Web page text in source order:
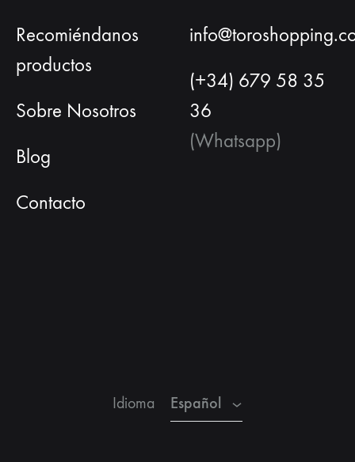
Recomiéndanos
productos
Sobre Nosotros
Blog
Contacto
(+34) 679 58 35
36
(Whatsapp)
Idioma Español